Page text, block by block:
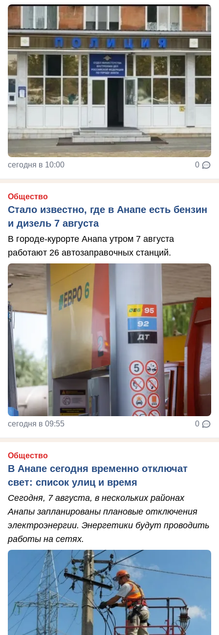
сегодня в 10:00 0
Общество
Стало известно, где в Анапе есть бензин
и дизель 7 августа
В городе-курорте Анапа утром 7 августа
работают 26 автозаправочных станций.
сегодня в 09:55 0
Общество
В Анапе сегодня временно отключат
свет: список улиц и время
Сегодня, 7 августа, в нескольких районах
Анапы запланированы плановые отключения
электроэнергии. Энергетики будут проводить
работы на сетях.